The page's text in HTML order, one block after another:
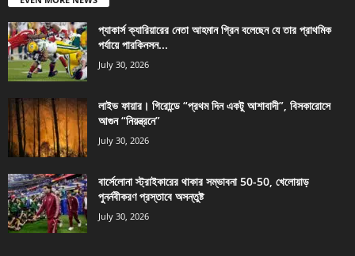
প্যাকার্স ক্যারিয়ারের নেতা আহমান গ্রিন বলেছেন যে তার প্রাথমিক
পর্যায়ে পারকিনসন...
July 30, 2026
লাইভ ফায়ার। গিরোন্ডে “প্রথম দিন একটু আশাবাদী”, বিসকারোসে
আগুন “নিয়ন্ত্রনে”
July 30, 2026
বার্সেলোনা স্ট্রাইকারের থাকার সম্ভাবনা 50-50, খেলোয়াড়
পুনর্নবীকরণ প্রস্তাবে অসন্তুষ্ট
July 30, 2026